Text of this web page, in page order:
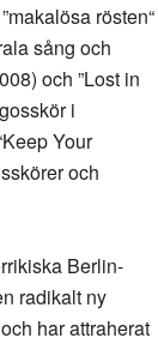
rösten“
sång och
och ”Lost in
i
Your
och
Berlin-
radikalt ny
har attraherat